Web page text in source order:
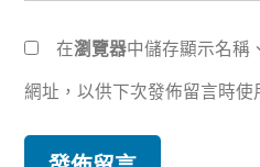
在瀏覽器中儲存顯示名稱
網址，以供下次發佈留言時使